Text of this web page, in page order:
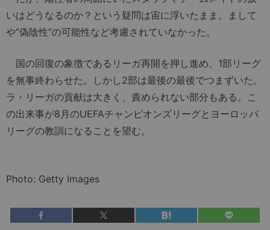
いはどうなるのか？という疑問は宙に浮いたまま。まして
や“偽陰性”の可能性など考慮されていなかった。
国の回復の象徴であるリーガ再開を押し進め、1部リーグ
を無事終わらせた。しかし2部は最後の最後でつまずいた。
ラ・リーガの貢献は大きく、責められない部分もある。こ
の出来事が8月のUEFAチャンピオンズリーグとヨーロッパ
リーグの教訓になることを望む。
Photo: Getty Images